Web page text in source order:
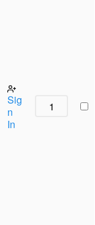
Sig
n
In